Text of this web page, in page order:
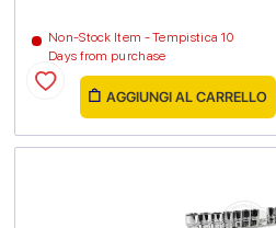
Non-Stock Item - Tempistica 10
Days from purchase
AGGIUNGI AL CARRELLO